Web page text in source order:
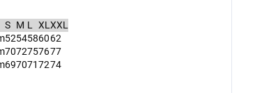
S M L XLXXL
5254586062
7072757677
6970717274